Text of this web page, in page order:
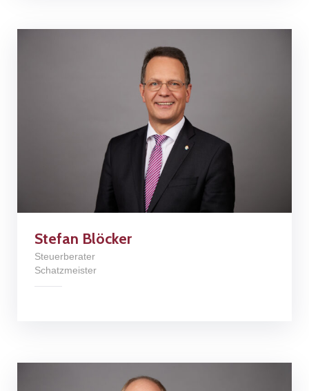
Stefan Blöcker
Steuerberater
Schatzmeister